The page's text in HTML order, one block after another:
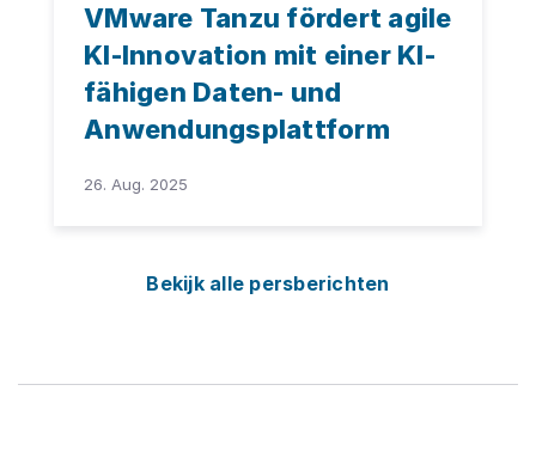
VMware Tanzu fördert agile
KI-Innovation mit einer KI-
fähigen Daten- und
Anwendungsplattform
26. Aug. 2025
Bekijk alle persberichten